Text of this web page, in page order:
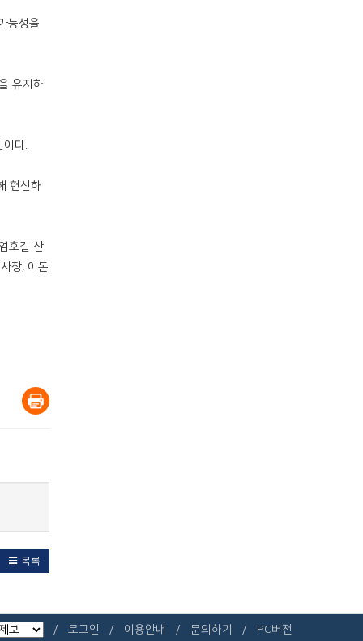
능성을
유지하
다.
헌신하
호길 산
장, 이돈
목록
로그인 이용안내 문의하기 PC버전